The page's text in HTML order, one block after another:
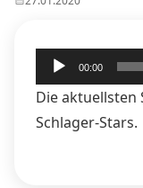
Audio-
Player
00:00
Die aktuellsten
Schlager-Stars.